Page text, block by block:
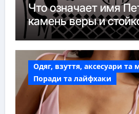
Что означает имя
камень веры и
Одяг, взуття, аксесуари та
Поради та лайфхаки